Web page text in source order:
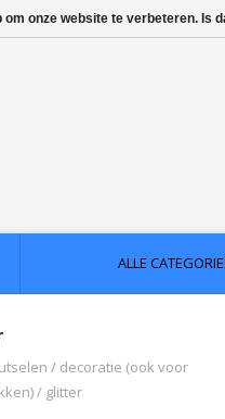
ALLE
/ decoratie (ook voor
/ glitter
om onze website te verbeteren. Is